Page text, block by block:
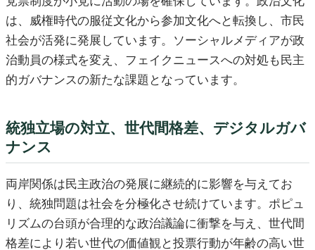
は、威権時代の服従文化から参加文化へと転換し、市民
社会が活発に発展しています。ソーシャルメディアが政
治動員の様式を変え、フェイクニュースへの対処も民主
的ガバナンスの新たな課題となっています。
統独立場の対立、世代間格差、デジタルガバ
ナンス
両岸関係は民主政治の発展に継続的に影響を与えてお
り、統独問題は社会を分極化させ続けています。ポピュ
リズムの台頭が合理的な政治議論に衝撃を与え、世代間
格差により若い世代の価値観と投票行動が年齢の高い世